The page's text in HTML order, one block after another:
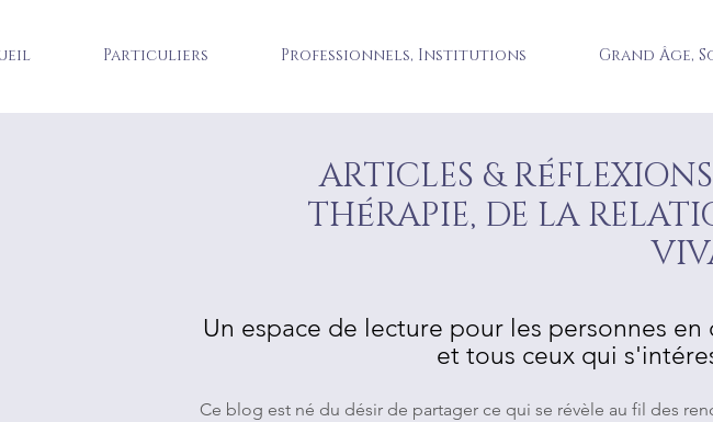
Particuliers Professionnels, Institutions Grand Âge,
ARTICLES & Ré
THéRAPIE, DE LA
Un espace de lecture pour les personnes
et tous ceux qui
Ce blog est né du désir de partager ce qui se révèle au fil des